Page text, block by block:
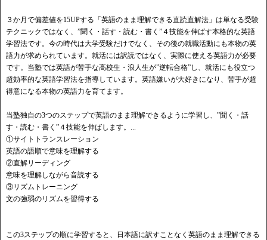
３か月で偏差値を15UPする「英語のまま理解できる直読直解法」は単なる受験
テクニックではなく、”聞く・話す・読む・書く”４技能を伸ばす本格的な英語
学習法です。今の時代は大学受験だけでなく、その後の就職活動にも本物の英
語力が求められています。就活には訳読ではなく、実際に使える英語力が必要
です。当塾では英語が苦手な高校生・浪人生が”逆転合格”し、就活にも役立つ
超効率的な英語学習法を指導しています。英語嫌いが大好きになり、苦手が超
得意になる本物の英語力を育てます。
当塾独自の3つのステップで英語のまま理解できるように学習し、”聞く・話
す・読む・書く”４技能を伸ばします。...
①サイトトランスレーション
英語の語順で意味を理解する
②直解リーディング
意味を理解しながら音読する
③リズムトレーニング
文の強弱のリズムを習得する
この3ステップの順に学習すると、日本語に訳すことなく英語のまま理解できる